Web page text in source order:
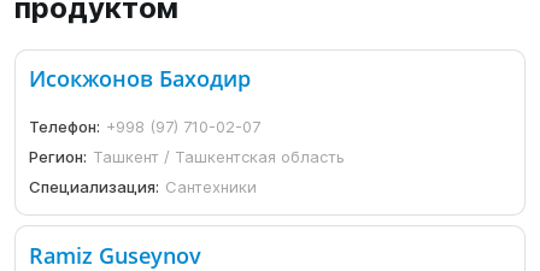
продуктом
Исокжонов Баходир
Телефон: +998 (97) 710-02-07
Регион: Ташкент / Ташкентская область
Специализация: Сантехники
Ramiz Guseynov